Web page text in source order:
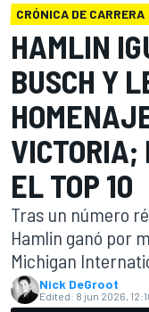
CRÓNICA DE CARRERA
HAMLIN
BUSCH Y
VICTORIA;
EL TOP 10
Tras un número
Hamlin ganó por
Michigan
Nick DeGroot
Edited: 8 jun 2026,